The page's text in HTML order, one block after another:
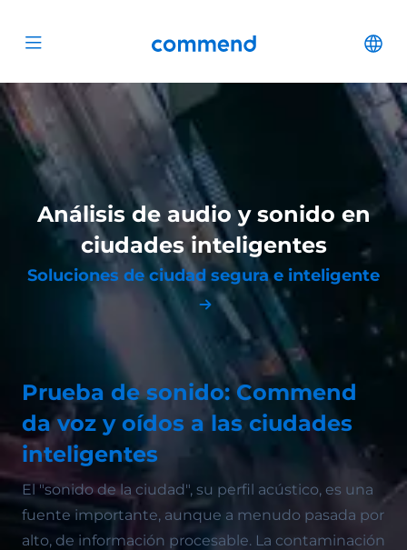
Open menu Commend
Análisis de audio y sonido en
ciudades inteligentes
Soluciones de ciudad segura e inteligente
Prueba de sonido: Commend
da voz y oídos a las ciudades
inteligentes
El "sonido de la ciudad", su perfil acústico, es una
fuente importante, aunque a menudo pasada por
alto, de información procesable. La contaminación